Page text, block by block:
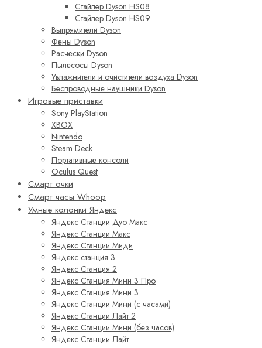
Стайлер Dyson HS08
Стайлер Dyson HS09
Выпрямители Dyson
Фены Dyson
Расчески Dyson
Пылесосы Dyson
Увлажнители и очистители воздуха Dyson
Беспроводные наушники Dyson
Игровые приставки
Sony PlayStation
XBOX
Nintendo
Steam Deck
Портативные консоли
Oculus Quest
Смарт очки
Смарт часы Whoop
Умные колонки Яндекс
Яндекс Станции Дуо Макс
Яндекс Станции Макс
Яндекс Станции Миди
Яндекс станция 3
Яндекс Станция 2
Яндекс Станция Мини 3 Про
Яндекс Станция Мини 3
Яндекс Станции Мини (с часами)
Яндекс Станции Лайт 2
Яндекс Станции Мини (без часов)
Яндекс Станции Лайт